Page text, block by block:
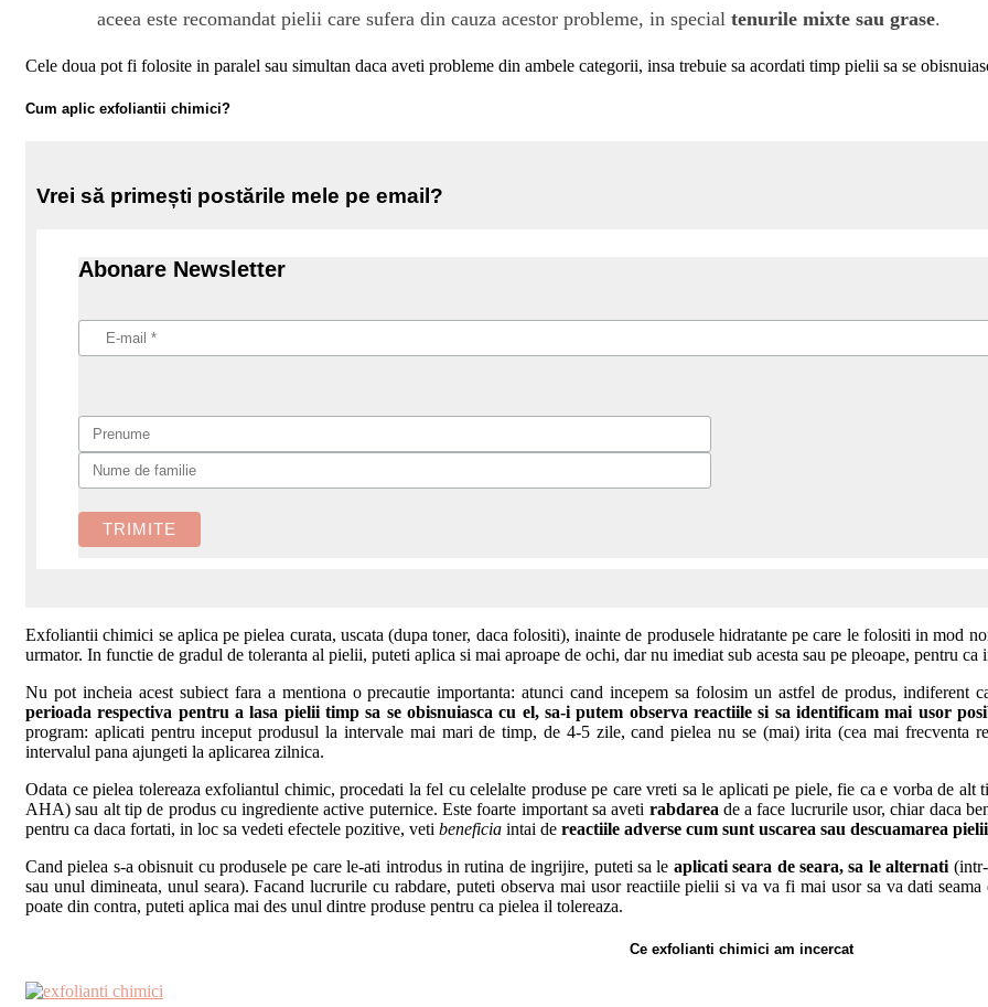
aceea este recomandat pielii care sufera din cauza acestor probleme, in special tenurile mixte sau grase.
Cele doua pot fi folosite in paralel sau simultan daca aveti probleme din ambele categorii, insa trebuie sa acordati timp pielii sa se
Cum aplic exfoliantii chimici?
Vrei să primești postările mele pe email?
Abonare Newsletter
Exfoliantii chimici se aplica pe pielea curata, uscata (dupa toner, daca folositi), inainte de produsele hidratante pe care le folositi in mod
urmator. In functie de gradul de toleranta al pielii, puteti aplica si mai aproape de ochi, dar nu imediat sub acesta sau pe pleoape, pentru ca
Nu pot incheia acest subiect fara a mentiona o precautie importanta: atunci cand incepem sa folosim un astfel de produs,
perioada respectiva pentru a lasa pielii timp sa se obisnuiasca cu el, sa-i putem observa reactiile si sa identificam mai usor
program: aplicati pentru inceput produsul la intervale mai mari de timp, de 4-5 zile, cand pielea nu se (mai) irita (cea mai frecventa
intervalul pana ajungeti la aplicarea zilnica.
Odata ce pielea tolereaza exfoliantul chimic, procedati la fel cu celelalte produse pe care vreti sa le aplicati pe piele, fie ca e vorba de
AHA) sau alt tip de produs cu ingrediente active puternice. Este foarte important sa aveti rabdarea de a face lucrurile usor, chiar daca
pentru ca daca fortati, in loc sa vedeti efectele pozitive, veti beneficia intai de reactiile adverse cum sunt uscarea sau descuamarea
Cand pielea s-a obisnuit cu produsele pe care le-ati introdus in rutina de ingrijire, puteti sa le aplicati seara de seara, sa le alternati
sau unul dimineata, unul seara). Facand lucrurile cu rabdare, puteti observa mai usor reactiile pielii si va va fi mai usor sa va dati
poate din contra, puteti aplica mai des unul dintre produse pentru ca pielea il tolereaza.
Ce exfolianti chimici am incercat